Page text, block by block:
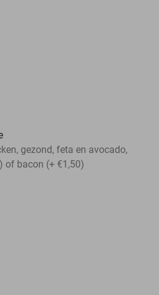
gezond, feta en avocado,
of bacon (+ €1,50)